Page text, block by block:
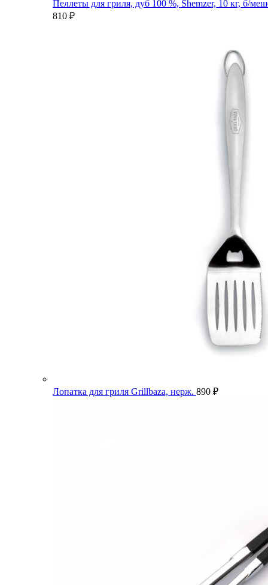
Пеллеты для гриля, дуб 100 %, Shemzer, 10 кг, б/
810 ₽
Лопатка для гриля Grillbaza, нерж. 890 ₽